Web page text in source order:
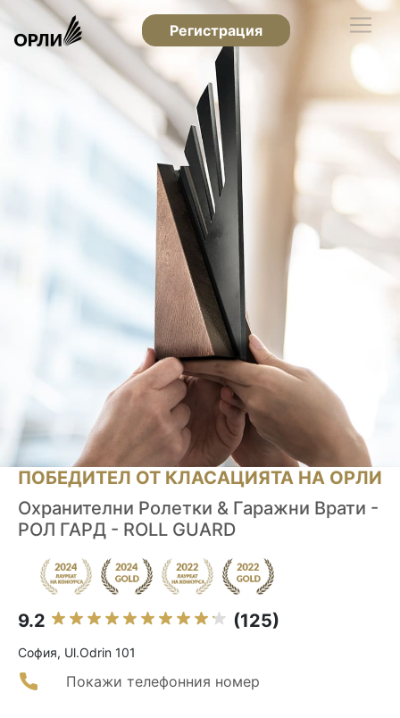
Регистрация
ПОБЕДИТЕЛ ОТ КЛАСАЦИЯТА НА ОРЛИ
Охранителни Ролетки & Гаражни Врати -
РОЛ ГАРД - ROLL GUARD
9.2 (125)
София, Ul.Odrin 101
Покажи телефонния номер